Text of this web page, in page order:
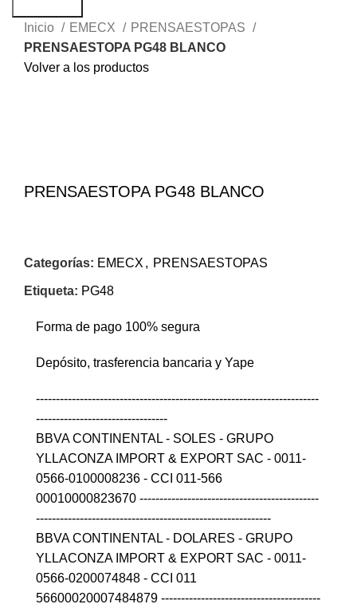
Inicio
EMECX
PRENSAESTOPAS
PRENSAESTOPA PG48 BLANCO
Volver a los productos
PRENSAESTOPA PG48 BLANCO
Categorías: EMECX , PRENSAESTOPAS
Etiqueta: PG48
Forma de pago 100% segura
Depósito, trasferencia bancaria y Yape
-----------------------------------------------------------------------
---------------------------------
BBVA CONTINENTAL - SOLES - GRUPO
YLLACONZA IMPORT & EXPORT SAC - 0011-
0566-0100008236 - CCI 011-566
00010000823670 ---------------------------------------------
-----------------------------------------------------------
BBVA CONTINENTAL - DOLARES - GRUPO
YLLACONZA IMPORT & EXPORT SAC - 0011-
0566-0200074848 - CCI 011
56600020007484879 ----------------------------------------